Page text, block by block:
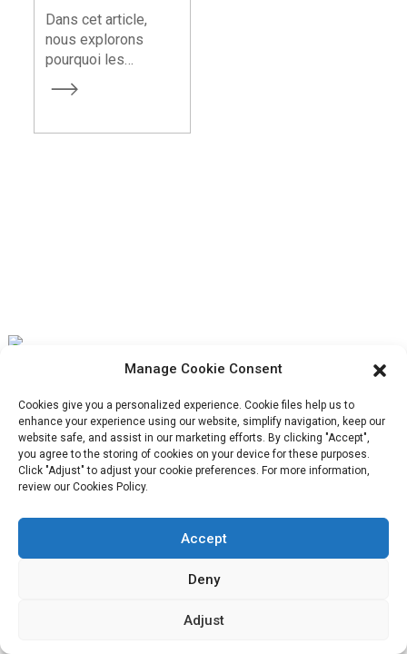
plastique
souple
peuvent-ils
améliorer la
Dans cet article,
nous explorons
pourquoi les
emballages en
plastique souple
Notre mission est d'être la meilleure entreprise de commerce
extérieur dans le secteur de l'emballage. Nos valeurs
d'entreprise sont la proactivité, l'unité et l'entraide, ainsi que la
responsabilité dans la mise en œuvre de la lutte pour le progrès.
Manage Cookie Consent
Cookies give you a personalized experience. Cookie files help us to
enhance your experience using our website, simplify navigation, keep our
website safe, and assist in our marketing efforts. By clicking "Accept",
you agree to the storing of cookies on your device for these purposes.
Click "Adjust" to adjust your cookie preferences. For more information,
review our Cookies Policy.
Accept
Deny
Adjust